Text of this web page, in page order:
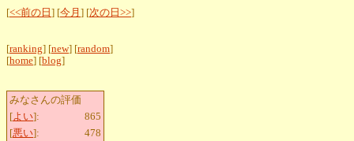
[<<前の日 ] [今月 ] [次の日>>]
[ranking] [new] [random]
[home] [blog]
みなさんの評価
[よい]:
865
[悪い]:
478